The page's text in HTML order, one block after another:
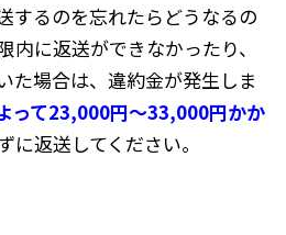
するのを忘れたらどうなるの
内に返送ができなかったり、
た場合は、違約金が発生しま
って23,000円〜33,000円かか
返送してください。